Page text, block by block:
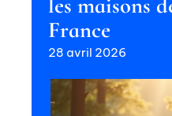
les maisons
France
28 avril 2026